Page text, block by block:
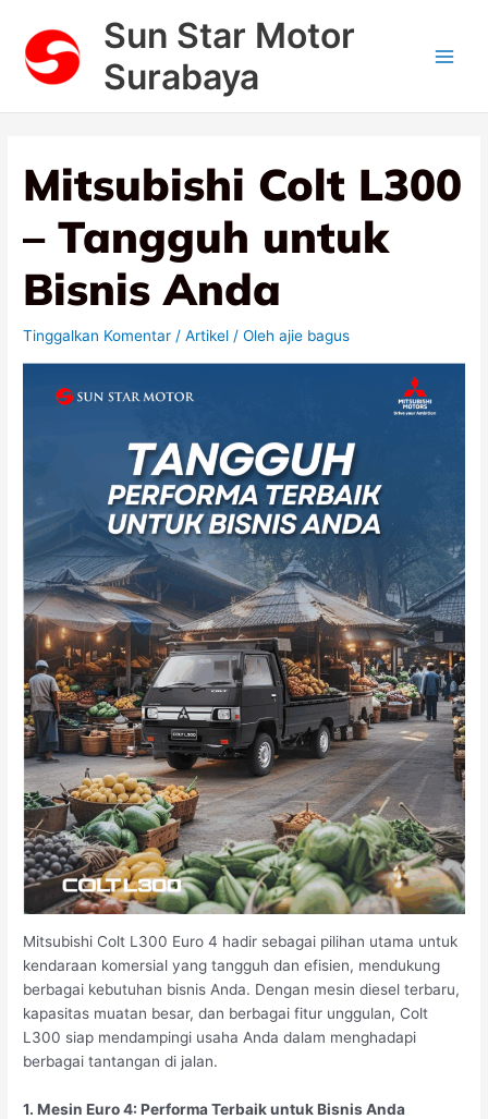
konten
Sun Star Motor
Surabaya
Mitsubishi Colt L300
– Tangguh untuk
Bisnis Anda
Tinggalkan Komentar /Artikel / Olehajie bagus
Mitsubishi Colt L300 Euro 4 hadir sebagai pilihan utama untuk
kendaraan komersial yang tangguh dan efisien, mendukung
berbagai kebutuhan bisnis Anda. Dengan mesin diesel terbaru,
kapasitas muatan besar, dan berbagai fitur unggulan, Colt
L300 siap mendampingi usaha Anda dalam menghadapi
berbagai tantangan di jalan.
1. Mesin Euro 4: Performa Terbaik untuk Bisnis Anda